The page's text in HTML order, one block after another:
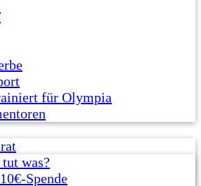
für Olympia
was?
Spende